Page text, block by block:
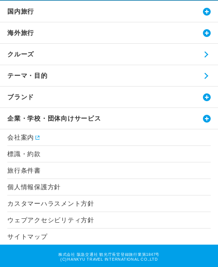
国内旅行
海外旅行
クルーズ
テーマ・目的
ブランド
企業・学校・団体向けサービス
会社案内
標識・約款
旅行条件書
個人情報保護方針
カスタマーハラスメント方針
ウェブアクセシビリティ方針
サイトマップ
株式会社 阪急交通社 観光庁長官登録旅行業第1847号
(C)HANKYU TRAVEL INTERNATIONAL CO.,LTD